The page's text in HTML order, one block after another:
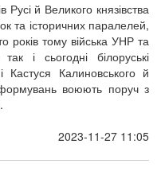
Русі й Великого князівства
та історичних паралелей,
років тому війська УНР та
і сьогодні білоруські
Кастуся Калиновського й
воюють поруч з
2023-11-27 11:05